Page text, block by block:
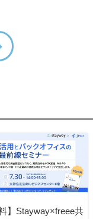
】Stayway×freee共